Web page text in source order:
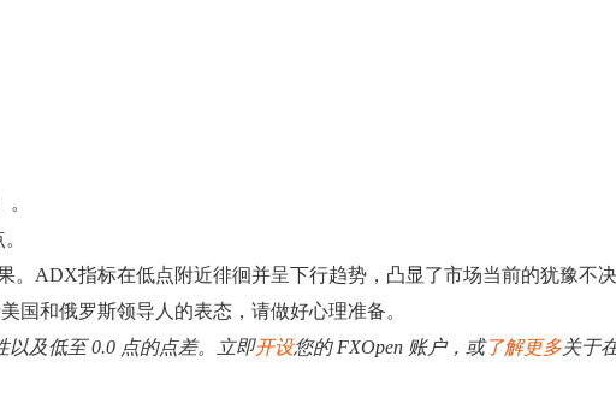
ADX指标在低点附近徘徊并呈下行趋势，凸显了市场当前的犹豫不决
国和俄罗斯领导人的表态，请做好心理准备。
以及低至 0.0 点的点差。立即开设您的 FXOpen 账户，或了解更多关于